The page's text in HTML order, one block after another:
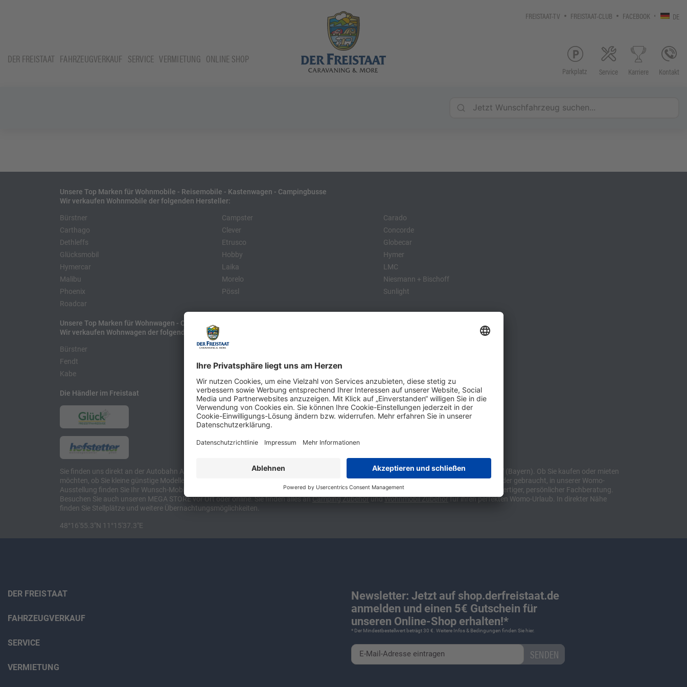
FREISTAAT-TV FREISTAAT-CLUB FACEBOOK DE
DER FREISTAAT FAHRZEUGVERKAUF SERVICE VERMIETUNG ONLINE SHOP
Parkplatz Service Karriere Kontakt
Unsere Top Marken für Wohnmobile - Reisemobile - Kastenwagen - Campingbusse
Wir verkaufen Wohnmobile der folgenden Hersteller:
Bürstner
Carthago
Dethleffs
Glücksmobil
Hymercar
Malibu
Phoenix
Roadcar
Campster
Clever
Etrusco
Hobby
Laika
Morelo
Pössl
Carado
Concorde
Globecar
Hymer
LMC
Niesmann + Bischoff
Sunlight
Unsere Top Marken für Wohnwagen - Caravans
Wir verkaufen Wohnwagen der folgenden Hersteller:
Bürstner
Fendt
Kabe
Hobby
LMC
Die Händler im Freistaat
Sie finden uns direkt an der Autobahn A8 zwischen München und Stuttgart, 10 Minuten vor der Stadtgrenze Münchens, Ausfahrt "Sulzemoos" (Bayern). Ob Sie kaufen oder mieten
möchten, ob Sie kleine günstige Modelle suchen, etwa kompakte Camper Vans, oder den puren Luxus. Ob Caravan oder Wohnmobil, ob neu oder gebraucht, in unserer Womo-
Ausstellung finden Sie Ihr Wunsch-Mobil und alles für Camping und Caravaning! Wohnmobilverkauf und Wohnwagenverkauf inklusive hochwertiger, persönlicher Fachberatung.
Besuchen Sie auch unseren MEGA STORE vor Ort oder online. Sie finden alles anCampingZubehörundWohnmobil Zubehörfür ihren perfekten Womo-Urlaub. In direkter Nähe
finden Sie Stellplätze und weitere Übernachtungsmöglichkeiten.
48°16'55.3"N 11°15'37.3"E
DER FREISTAAT
FAHRZEUGVERKAUF
SERVICE
VERMIETUNG
Newsletter: Jetzt auf shop.derfreistaat.de
anmelden und einen 5€ Gutschein für
unseren Online-Shop erhalten!*
* Der Mindestbestellwert beträgt 30 €. Weitere Infos & Bedingungen finden Sie hier.